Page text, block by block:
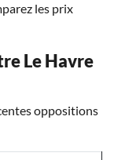
les prix
Le Havre
oppositions